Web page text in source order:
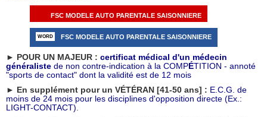
FSC MODELE AUTO PARENTALE SAISONNIERE
FSC MODELE AUTO PARENTALE SAISONNIERE
► POUR UN MAJEUR : certificat médical d'un médecin
généraliste de non contre-indication à la COMPÉTITION - annoté
"sports de contact" dont la validité est de 12 mois
► En supplément pour un VÉTÉRAN [41-50 ans] : E.C.G. de
moins de 24 mois pour les disciplines d'opposition directe (Ex.:
LIGHT-CONTACT)